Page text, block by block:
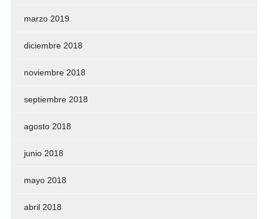
marzo 2019
diciembre 2018
noviembre 2018
septiembre 2018
agosto 2018
junio 2018
mayo 2018
abril 2018